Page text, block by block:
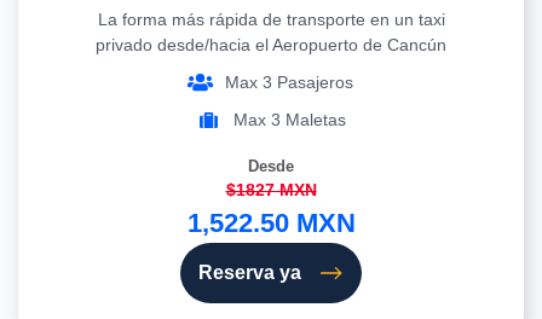
La forma más rápida de transporte en un taxi
privado desde/hacia el Aeropuerto de Cancún
Max 3 Pasajeros
Max 3 Maletas
Desde
$1827 MXN
1,522.50 MXN
Reserva ya